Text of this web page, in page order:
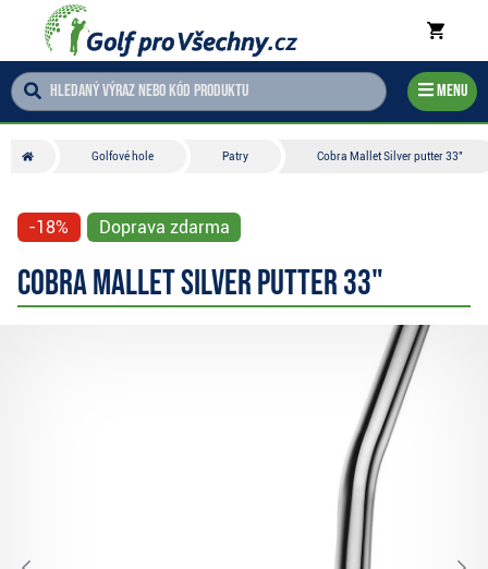
Menu
Golfové hole Patry Cobra Mallet Silver putter 33"
-18% Doprava zdarma
Cobra Mallet Silver putter 33"